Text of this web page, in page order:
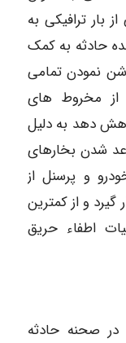
بار ترافیکی به
حادثه به کمک
نمودن تمامی
از مخروط های
دهد به دلیل
شدن بخارهای
و پرسنل از
و از کمترین
اطفاء حریق
در صحنه حادثه